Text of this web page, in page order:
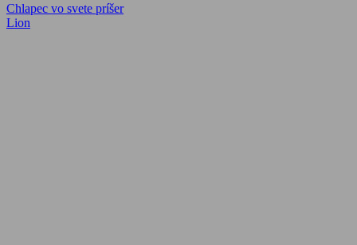
Navigácia
v
Previous
Post:
Chlapec vo svete príšer
Next
Lion